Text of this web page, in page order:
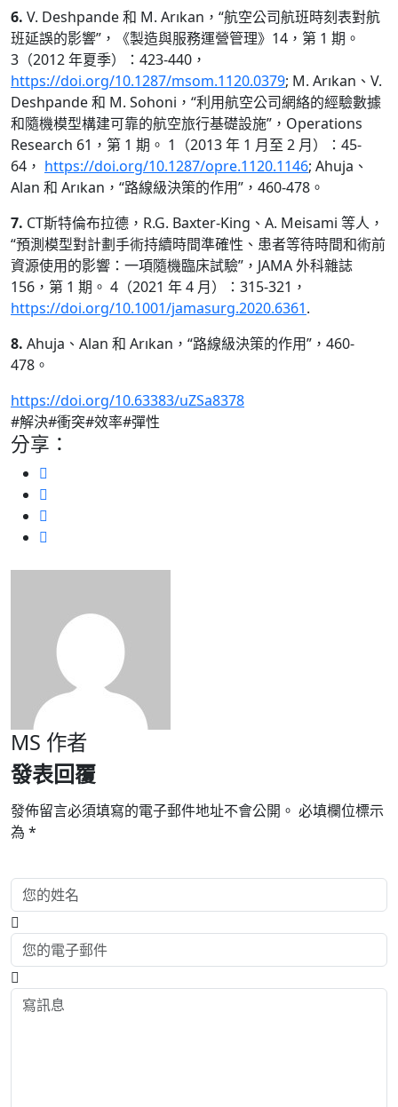
6. V. Deshpande 和 M. Arıkan，“航空公司航班時刻表對航
班延誤的影響”，《製造與服務運營管理》14，第 1 期。
3（2012 年夏季）：423-440，
https://doi.org/10.1287/msom.1120.0379; M. Arıkan、V.
Deshpande 和 M. Sohoni，“利用航空公司網絡的經驗數據
和隨機模型構建可靠的航空旅行基礎設施”，Operations
Research 61，第 1 期。 1（2013 年 1 月至 2 月）：45-
64， https://doi.org/10.1287/opre.1120.1146; Ahuja、
Alan 和 Arıkan，“路線級決策的作用”，460-478。
7. CT斯特倫布拉德，R.G. Baxter-King、A. Meisami 等人，
“預測模型對計劃手術持續時間準確性、患者等待時間和術前
資源使用的影響：一項隨機臨床試驗”，JAMA 外科雜誌
156，第 1 期。 4（2021 年 4 月）：315-321，
https://doi.org/10.1001/jamasurg.2020.6361.
8. Ahuja、Alan 和 Arıkan，“路線級決策的作用”，460-
478。
https://doi.org/10.63383/uZSa8378
#解決#衝突#效率#彈性
分享：
MS 作者
發表回覆
發佈留言必須填寫的電子郵件地址不會公開。 必填欄位標示
為 *